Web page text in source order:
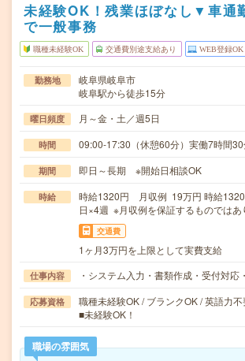
未経験OK！残業ほぼなし▼車通
で一般事務
職種未経験OK 交通費別途支給あり WEB登録OK
勤務地
岐阜県岐阜市
岐阜駅から徒歩15分
曜日頻度 月～金・土／週5日
時間 09:00-17:30（休憩60分）実働7時間30
期間 即日～長期 ※開始日相談OK
時給
時給1320円 月収例 19万円 時給
日×4週 ※月収例を保証するものではあ
交通費
1ヶ月3万円を上限として実費支給
仕事内容 ・システム入力・書類作成・受付対応
応募資格
職種未経験OK / ブランクOK / 英語力不
■未経験OK！
職場の雰囲気